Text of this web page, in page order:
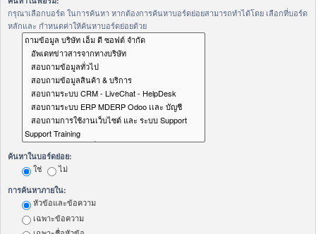
กรุณาเลือกบอร์ด ในการค้นหา หากต้องการค้นหาบอร์ดย่อยสามารถทำได้โดย เลือกที่บอร์ด
หลักและ กำหนดค่าให้ค้นหาบอร์ดย่อยด้วย
ค้นหาในบอร์ดย่อย:
ใช่ ไม่
การค้นหาภายใน:
หัวข้อและข้อความ
เฉพาะข้อความ